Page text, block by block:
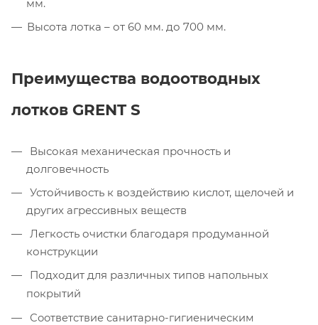
мм.
Высота лотка – от 60 мм. до 700 мм.
Преимущества водоотводных
лотков GRENT S
Высокая механическая прочность и
долговечность
Устойчивость к воздействию кислот, щелочей и
других агрессивных веществ
Легкость очистки благодаря продуманной
конструкции
Подходит для различных типов напольных
покрытий
Соответствие санитарно-гигиеническим